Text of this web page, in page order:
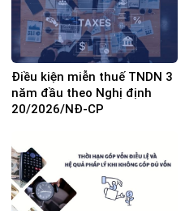
Điều kiện miễn thuế TNDN 3
năm đầu theo Nghị định
20/2026/NĐ-CP